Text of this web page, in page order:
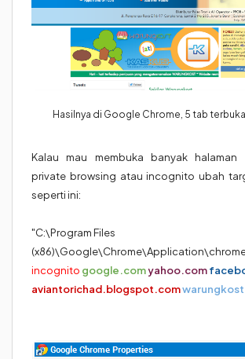
Hasilnya di Google Chrome, 5 tab
Kalau mau membuka banyak
private browsing atau incognito ubah
seperti ini:
"C:\Program Files
incognito google.comyahoo.com
aviantorichad.blogspot.com